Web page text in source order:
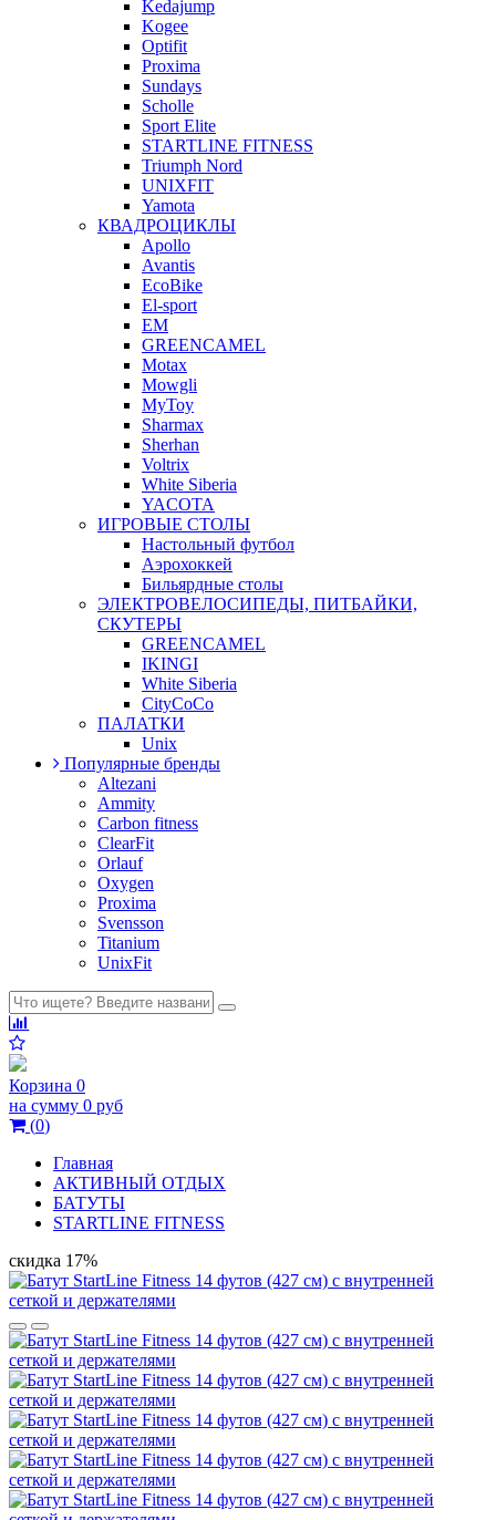
Kedajump
Kogee
Optifit
Proxima
Sundays
Scholle
Sport Elite
STARTLINE FITNESS
Triumph Nord
UNIXFIT
Yamota
КВАДРОЦИКЛЫ
Apollo
Avantis
EcoBike
El-sport
EM
GREENCAMEL
Motax
Mowgli
MyToy
Sharmax
Sherhan
Voltrix
White Siberia
YACOTA
ИГРОВЫЕ СТОЛЫ
Настольный футбол
Аэрохоккей
Бильярдные столы
ЭЛЕКТРОВЕЛОСИПЕДЫ, ПИТБАЙКИ,
СКУТЕРЫ
GREENCAMEL
IKINGI
White Siberia
CityCoCo
ПАЛАТКИ
Unix
Популярные бренды
Altezani
Ammity
Carbon fitness
ClearFit
Orlauf
Oxygen
Proxima
Svensson
Titanium
UnixFit
Корзина 0
на сумму 0 руб
(0)
Главная
АКТИВНЫЙ ОТДЫХ
БАТУТЫ
STARTLINE FITNESS
скидка 17%